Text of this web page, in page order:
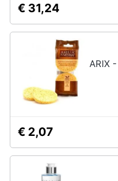
spazzolino
Miglior
regolabarba
€ 31,24
ARIX
€ 2,07